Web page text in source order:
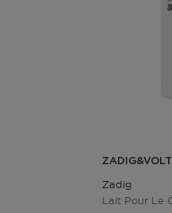
Zadig
Lait Pour Le